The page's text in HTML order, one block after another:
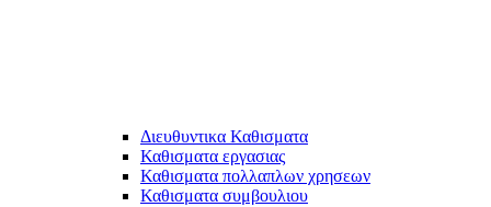
Διευθυντικα Καθισματα
Καθισματα εργασιας
Καθισματα πολλαπλων χρησεων
Καθισματα συμβουλιου